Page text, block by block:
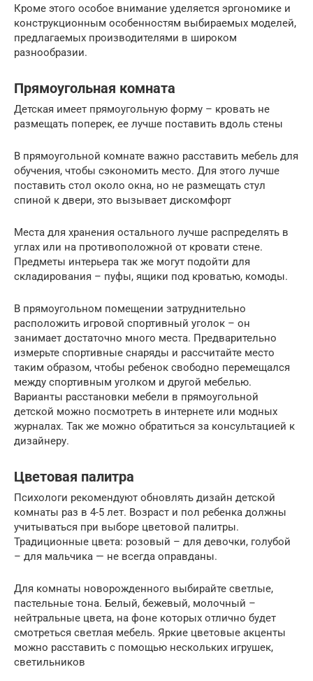
Кроме этого особое внимание уделяется эргономике и
конструкционным особенностям выбираемых моделей,
предлагаемых производителями в широком
разнообразии.
Прямоугольная комната
Детская имеет прямоугольную форму – кровать не
размещать поперек, ее лучше поставить вдоль стены
В прямоугольной комнате важно расставить мебель для
обучения, чтобы сэкономить место. Для этого лучше
поставить стол около окна, но не размещать стул
спиной к двери, это вызывает дискомфорт
Места для хранения остального лучше распределять в
углах или на противоположной от кровати стене.
Предметы интерьера так же могут подойти для
складирования – пуфы, ящики под кроватью, комоды.
В прямоугольном помещении затруднительно
расположить игровой спортивный уголок – он
занимает достаточно много места. Предварительно
измерьте спортивные снаряды и рассчитайте место
таким образом, чтобы ребенок свободно перемещался
между спортивным уголком и другой мебелью.
Варианты расстановки мебели в прямоугольной
детской можно посмотреть в интернете или модных
журналах. Так же можно обратиться за консультацией к
дизайнеру.
Цветовая палитра
Психологи рекомендуют обновлять дизайн детской
комнаты раз в 4-5 лет. Возраст и пол ребенка должны
учитываться при выборе цветовой палитры.
Традиционные цвета: розовый – для девочки, голубой
– для мальчика — не всегда оправданы.
Для комнаты новорожденного выбирайте светлые,
пастельные тона. Белый, бежевый, молочный –
нейтральные цвета, на фоне которых отлично будет
смотреться светлая мебель. Яркие цветовые акценты
можно расставить с помощью нескольких игрушек,
светильников